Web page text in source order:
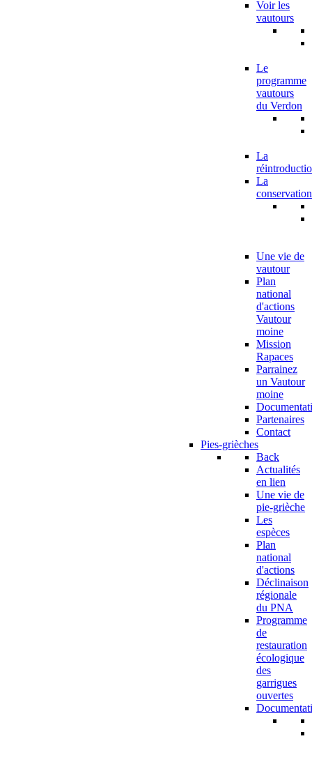
Voir les
vautours
Le
programme
vautours
du Verdon
La
La
conservation
Une vie de
vautour
Plan
national
d'actions
Vautour
moine
Mission
Rapaces
Parrainez
un Vautour
moine
Partenaires
Contact
Pies-grièches
Back
Actualités
en lien
Une vie de
pie-grièche
Les
espèces
Plan
national
d'actions
Déclinaison
régionale
du PNA
Programme
de
restauration
écologique
des
garrigues
ouvertes